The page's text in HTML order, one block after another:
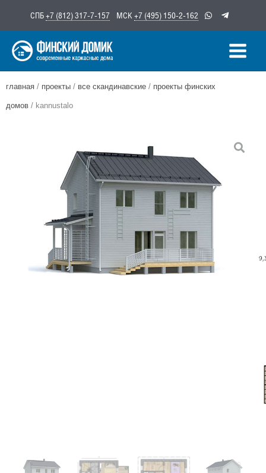
содержимому
СПБ+7 (812) 317-7-157 МСК +7 (495) 150-2-162
главная / проекты / все скандинавские / проекты финских
домов / kannustalo